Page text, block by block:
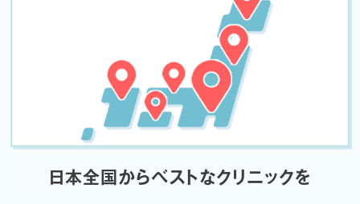
日本全国からベストなクリニックを